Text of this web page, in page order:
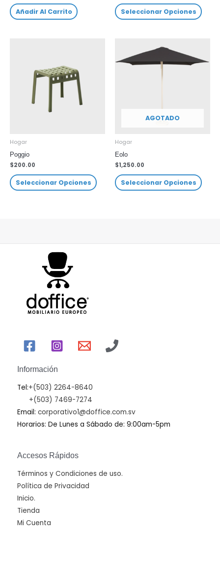
Añadir Al Carrito Seleccionar Opciones
Hogar
Poggio
$200.00
Seleccionar Opciones
AGOTADO
Hogar
Eolo
$1,250.00
Seleccionar Opciones
Información
Tel:+(503) 2264-8640
+(503) 7469-7274
Email: corporativo1@doffice.com.sv
Horarios: De Lunes a Sábado de: 9:00am-5pm
Accesos Rápidos
Términos y Condiciones de uso.
Política de Privacidad
Inicio.
Tienda
Mi Cuenta